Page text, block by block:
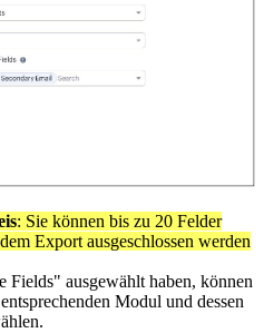
: Sie können bis zu 20 Felder
Export ausgeschlossen werden
Fields" ausgewählt haben, können
Modul und dessen